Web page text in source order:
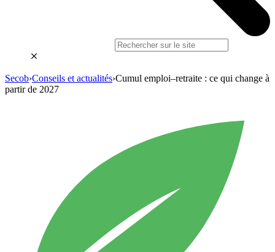
Secob›Conseils et actualités›Cumul emploi–retraite : ce qui change à
partir de 2027